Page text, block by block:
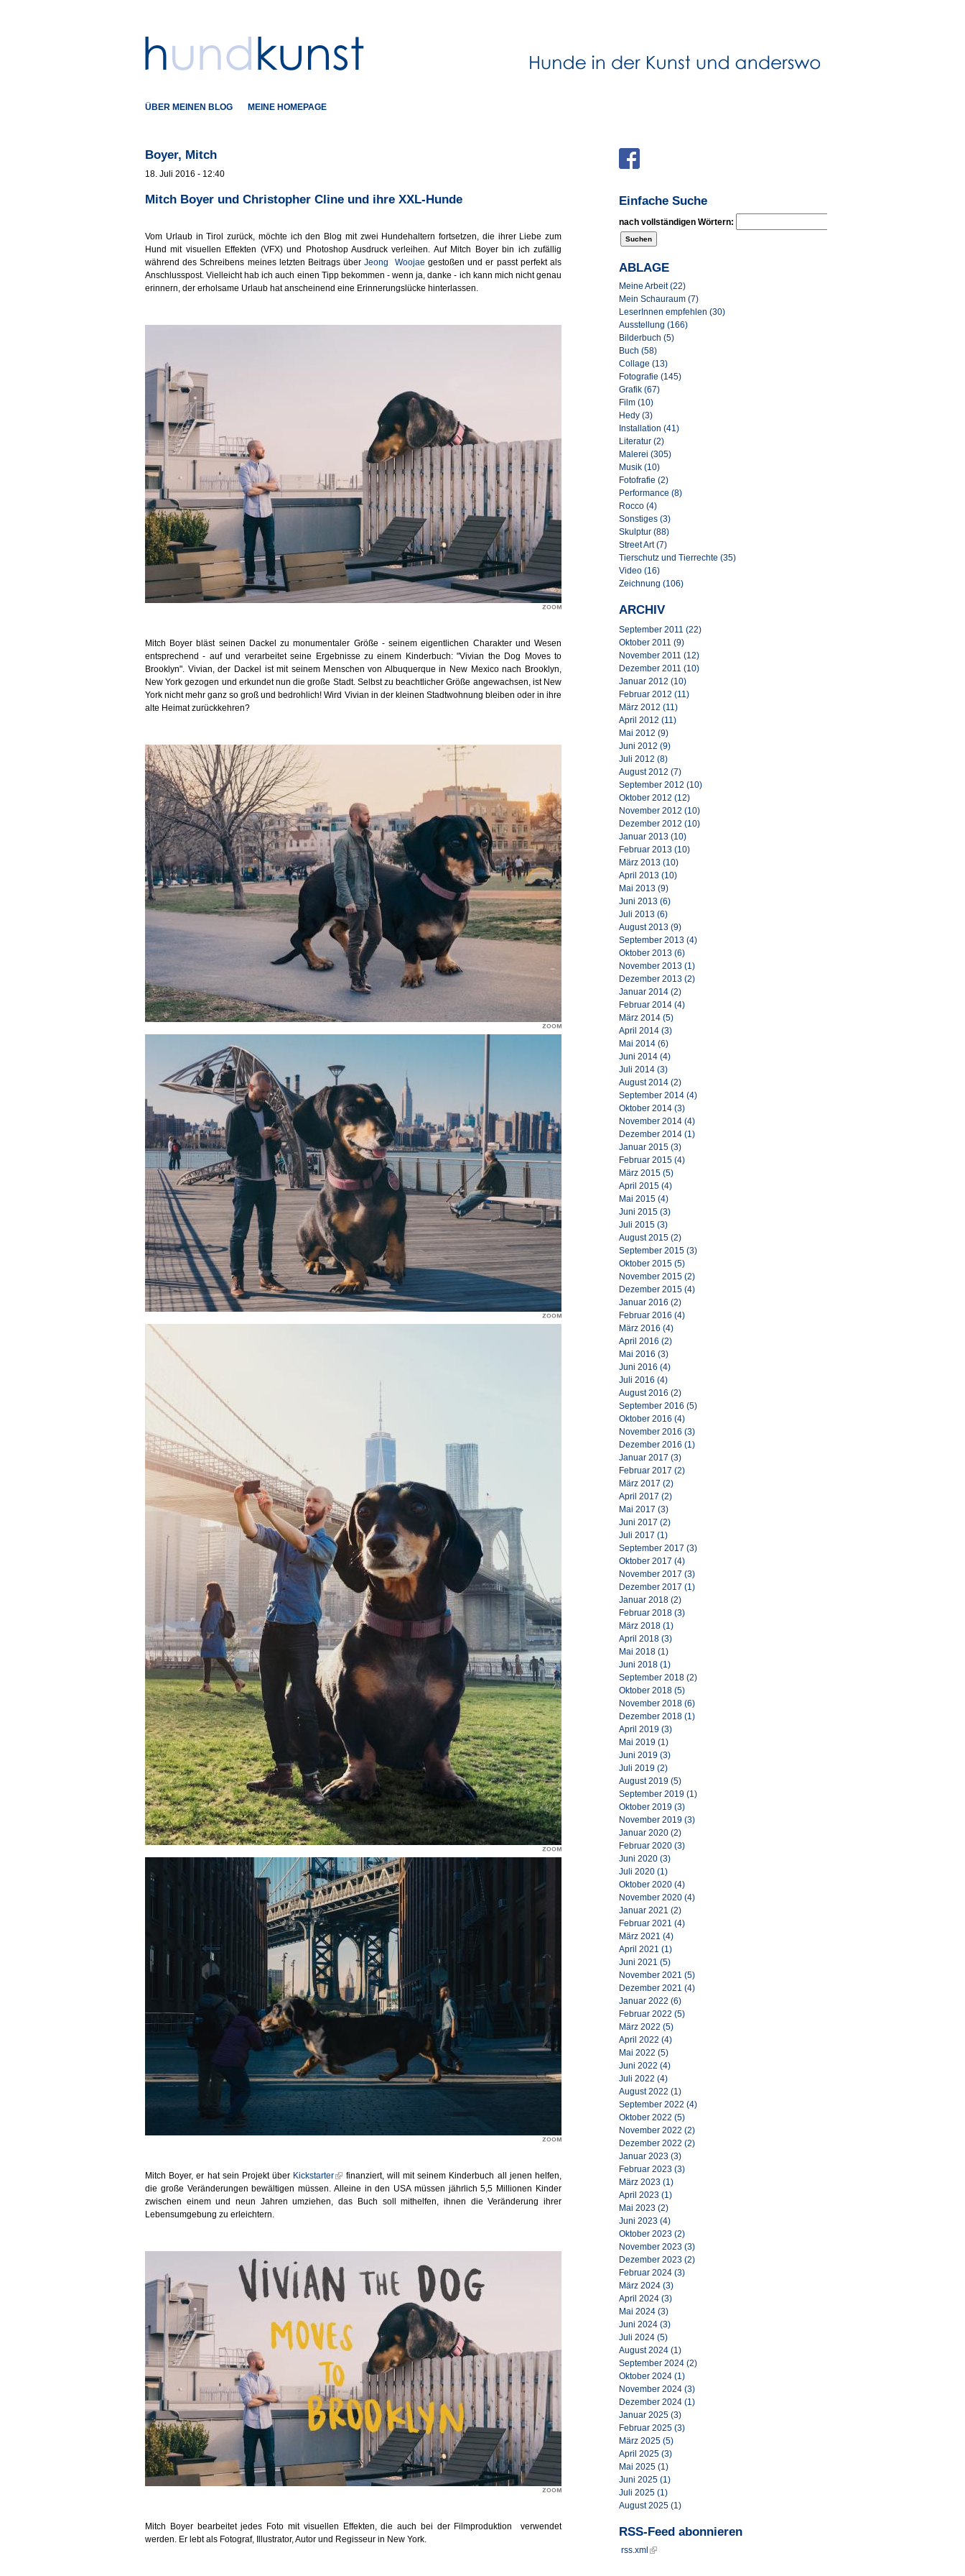
ÜBER MEINEN BLOG MEINE HOMEPAGE
Boyer, Mitch
18. Juli 2016 - 12:40
Mitch Boyer und Christopher Cline und ihre XXL-Hunde
Vom Urlaub in Tirol zurück, möchte ich den Blog mit zwei Hundehaltern fortsetzen, die ihrer Liebe zum
Hund mit visuellen Effekten (VFX) und Photoshop Ausdruck verleihen. Auf Mitch Boyer bin ich zufällig
während des Schreibens meines letzten Beitrags überJeong Woojae gestoßen und er passt perfekt als
Anschlusspost. Vielleicht hab ich auch einen Tipp bekommen - wenn ja, danke - ich kann mich nicht genau
erinnern, der erholsame Urlaub hat anscheinend eine Erinnerungslücke hinterlassen.
Mitch Boyer bläst seinen Dackel zu monumentaler Größe - seinem eigentlichen Charakter und Wesen
entsprechend - auf und verarbeitet seine Ergebnisse zu einem Kinderbuch: "Vivian the Dog Moves to
Brooklyn". Vivian, der Dackel ist mit seinem Menschen von Albuquerque in New Mexico nach Brooklyn,
New York gezogen und erkundet nun die große Stadt. Selbst zu beachtlicher Größe angewachsen, ist New
York nicht mehr ganz so groß und bedrohlich! Wird Vivian in der kleinen Stadtwohnung bleiben oder in ihre
alte Heimat zurückkehren?
Mitch Boyer, er hat sein Projekt über Kickstarter
finanziert, will mit seinem Kinderbuch all jenen helfen,
die große Veränderungen bewältigen müssen. Alleine in den USA müssen jährlich 5,5 Millionen Kinder
zwischen einem und neun Jahren umziehen, das Buch soll mithelfen, ihnen die Veränderung ihrer
Lebensumgebung zu erleichtern.
Mitch Boyer bearbeitet jedes Foto mit visuellen Effekten, die auch bei der Filmproduktion verwendet
werden. Er lebt als Fotograf, Illustrator, Autor und Regisseur in New York.
Einfache Suche
nach vollständigen Wörtern:
ABLAGE
Meine Arbeit (22)
Mein Schauraum (7)
LeserInnen empfehlen (30)
Ausstellung (166)
Bilderbuch (5)
Buch (58)
Collage (13)
Fotografie (145)
Grafik (67)
Film (10)
Hedy (3)
Installation (41)
Literatur (2)
Malerei (305)
Musik (10)
Fotofrafie (2)
Performance (8)
Rocco (4)
Sonstiges (3)
Skulptur (88)
Street Art (7)
Tierschutz und Tierrechte (35)
Video (16)
Zeichnung (106)
ARCHIV
September 2011 (22)
Oktober 2011 (9)
November 2011 (12)
Dezember 2011 (10)
Januar 2012 (10)
Februar 2012 (11)
März 2012 (11)
April 2012 (11)
Mai 2012 (9)
Juni 2012 (9)
Juli 2012 (8)
August 2012 (7)
September 2012 (10)
Oktober 2012 (12)
November 2012 (10)
Dezember 2012 (10)
Januar 2013 (10)
Februar 2013 (10)
März 2013 (10)
April 2013 (10)
Mai 2013 (9)
Juni 2013 (6)
Juli 2013 (6)
August 2013 (9)
September 2013 (4)
Oktober 2013 (6)
November 2013 (1)
Dezember 2013 (2)
Januar 2014 (2)
Februar 2014 (4)
März 2014 (5)
April 2014 (3)
Mai 2014 (6)
Juni 2014 (4)
Juli 2014 (3)
August 2014 (2)
September 2014 (4)
Oktober 2014 (3)
November 2014 (4)
Dezember 2014 (1)
Januar 2015 (3)
Februar 2015 (4)
März 2015 (5)
April 2015 (4)
Mai 2015 (4)
Juni 2015 (3)
Juli 2015 (3)
August 2015 (2)
September 2015 (3)
Oktober 2015 (5)
November 2015 (2)
Dezember 2015 (4)
Januar 2016 (2)
Februar 2016 (4)
März 2016 (4)
April 2016 (2)
Mai 2016 (3)
Juni 2016 (4)
Juli 2016 (4)
August 2016 (2)
September 2016 (5)
Oktober 2016 (4)
November 2016 (3)
Dezember 2016 (1)
Januar 2017 (3)
Februar 2017 (2)
März 2017 (2)
April 2017 (2)
Mai 2017 (3)
Juni 2017 (2)
Juli 2017 (1)
September 2017 (3)
Oktober 2017 (4)
November 2017 (3)
Dezember 2017 (1)
Januar 2018 (2)
Februar 2018 (3)
März 2018 (1)
April 2018 (3)
Mai 2018 (1)
Juni 2018 (1)
September 2018 (2)
Oktober 2018 (5)
November 2018 (6)
Dezember 2018 (1)
April 2019 (3)
Mai 2019 (1)
Juni 2019 (3)
Juli 2019 (2)
August 2019 (5)
September 2019 (1)
Oktober 2019 (3)
November 2019 (3)
Januar 2020 (2)
Februar 2020 (3)
Juni 2020 (3)
Juli 2020 (1)
Oktober 2020 (4)
November 2020 (4)
Januar 2021 (2)
Februar 2021 (4)
März 2021 (4)
April 2021 (1)
Juni 2021 (5)
November 2021 (5)
Dezember 2021 (4)
Januar 2022 (6)
Februar 2022 (5)
März 2022 (5)
April 2022 (4)
Mai 2022 (5)
Juni 2022 (4)
Juli 2022 (4)
August 2022 (1)
September 2022 (4)
Oktober 2022 (5)
November 2022 (2)
Dezember 2022 (2)
Januar 2023 (3)
Februar 2023 (3)
März 2023 (1)
April 2023 (1)
Mai 2023 (2)
Juni 2023 (4)
Oktober 2023 (2)
November 2023 (3)
Dezember 2023 (2)
Februar 2024 (3)
März 2024 (3)
April 2024 (3)
Mai 2024 (3)
Juni 2024 (3)
Juli 2024 (5)
August 2024 (1)
September 2024 (2)
Oktober 2024 (1)
November 2024 (3)
Dezember 2024 (1)
Januar 2025 (3)
Februar 2025 (3)
März 2025 (5)
April 2025 (3)
Mai 2025 (1)
Juni 2025 (1)
Juli 2025 (1)
August 2025 (1)
RSS-Feed abonnieren
rss.xml